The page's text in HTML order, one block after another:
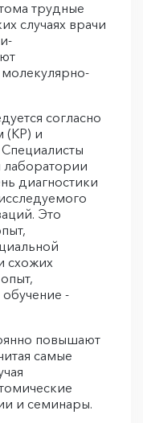
трудные
случаях врачи
согласно
(КР) и
диагностики
Это
схожих
-
повышают
самые
и семинары.